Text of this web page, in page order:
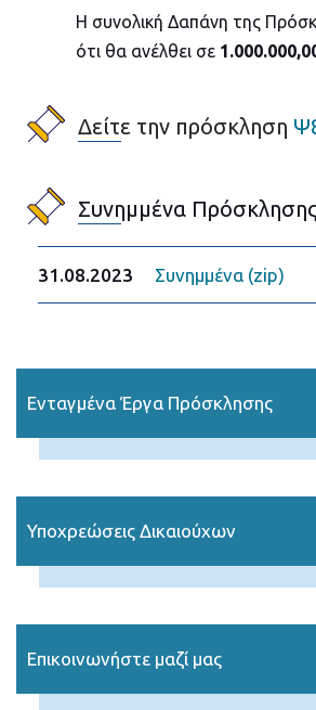
Η συνολική Δαπάνη της
ότι θα ανέλθει σε
Δείτε την πρόσκληση
Συνημμένα Πρόσκλησης
31.08.2023 Συνημμένα (zip)
Ενταγμένα Έργα Πρόσκλησης
Υποχρεώσεις Δικαιούχων
Επικοινωνήστε μαζί μας